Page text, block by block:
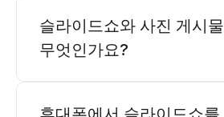
슬라이드쇼와 사진 게시
무엇인가요?